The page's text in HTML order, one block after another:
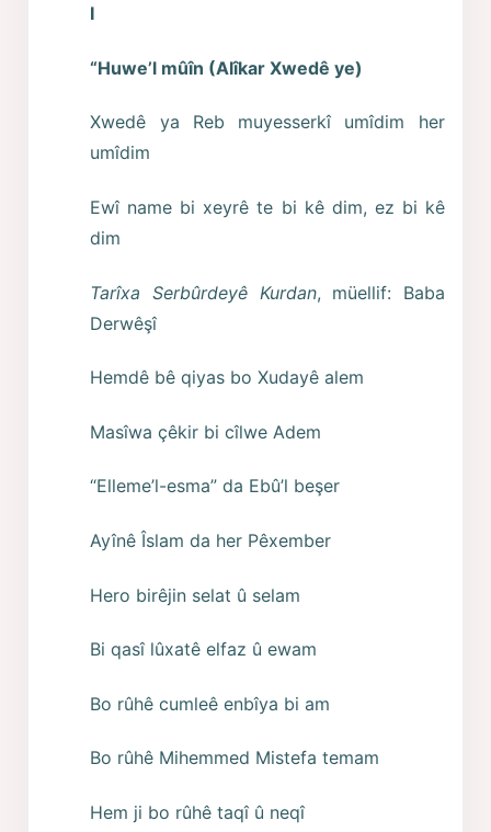
I
“Huwe’l mûîn (Alîkar Xwedê ye)
Xwedê ya Reb muyesserkî umîdim her
umîdim
Ewî name bi xeyrê te bi kê dim, ez bi kê
dim
Tarîxa Serbûrdeyê Kurdan, müellif: Baba
Derwêşî
Hemdê bê qiyas bo Xudayê alem
Masîwa çêkir bi cîlwe Adem
“Elleme’l-esma” da Ebû’l beşer
Ayînê Îslam da her Pêxember
Hero birêjin selat û selam
Bi qasî lûxatê elfaz û ewam
Bo rûhê cumleê enbîya bi am
Bo rûhê Mihemmed Mistefa temam
Hem ji bo rûhê taqî û neqî